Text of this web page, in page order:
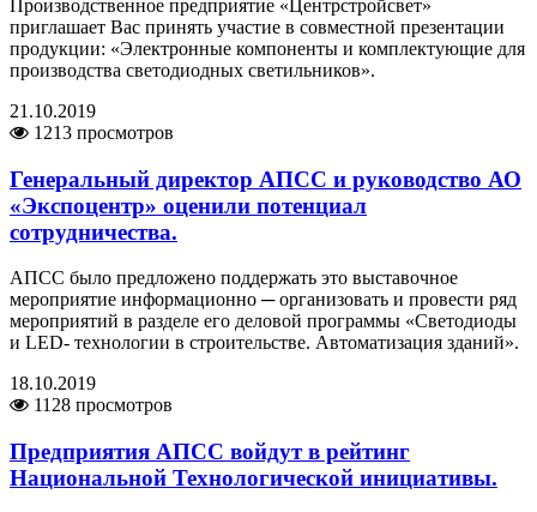
Производственное предприятие «Центрстройсвет»
приглашает Вас принять участие в совместной презентации
продукции: «Электронные компоненты и комплектующие для
производства светодиодных светильников».
21.10.2019
1213 просмотров
Генеральный директор АПСС и руководство АО
«Экспоцентр» оценили потенциал
сотрудничества.
АПСС было предложено поддержать это выставочное
мероприятие информационно ─ организовать и провести ряд
мероприятий в разделе его деловой программы «Светодиоды
и LED- технологии в строительстве. Автоматизация зданий».
18.10.2019
1128 просмотров
Предприятия АПСС войдут в рейтинг
Национальной Технологической инициативы.